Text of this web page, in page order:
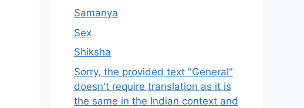
Samanya
Sex
Shiksha
Sorry, the provided text "General"
doesn't require translation as it is
the same in the Indian context and